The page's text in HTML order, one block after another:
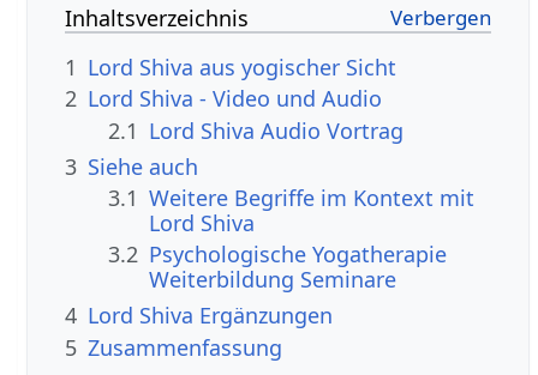
Inhaltsverzeichnis
1 Lord Shiva aus yogischer Sicht
2
Lord Shiva‏‎ - Video und Audio
2.1
Lord Shiva‏‎ Audio Vortrag
3 Siehe auch
3.1 Weitere Begriffe im Kontext mit
3.2 Psychologische Yogatherapie
Weiterbildung Seminare
4
Lord Shiva‏‎ Ergänzungen
5 Zusammenfassung